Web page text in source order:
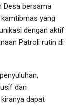
Desa bersama
yang
dengan aktif
Patroli rutin di
dan
dapat